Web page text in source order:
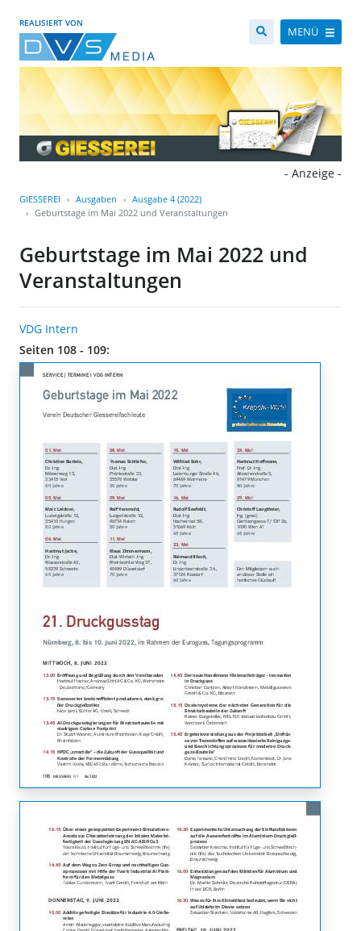
REALISIERT VON
MENÜ
- Anzeige -
GIESSEREI Ausgaben
Ausgabe 4 (2022)
Geburtstage im Mai 2022 und Veranstaltungen
Geburtstage im Mai 2022 und
Veranstaltungen
VDG Intern
Seiten 108 - 109: